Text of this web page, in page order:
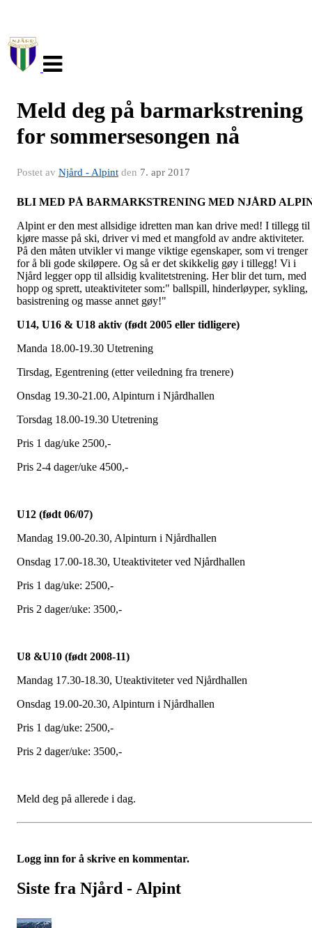
navigasjon
Meld deg på barmarkstrening
for sommersesongen nå
Postet av Njård - Alpint den 7. apr 2017
BLI MED PÅ BARMARKSTRENING MED NJÅRD
Alpint er den mest allsidige idretten man kan drive med! I tillegg til
kjøre masse på ski, driver vi med et mangfold av andre aktiviteter.
På den måten utvikler vi mange viktige egenskaper, som vi trenger
for å bli gode skiløpere. Og så er det skikkelig gøy i tillegg! Vi i
Njård legger opp til allsidig kvalitetstrening. Her blir det turn, med
hopp og sprett, uteaktiviteter som:" ballspill, hinderløyper, sykling,
basistrening og masse annet gøy!"
U14, U16 & U18 aktiv (født 2005 eller tidligere)
Manda 18.00-19.30 Utetrening
Tirsdag, Egentrening (etter veiledning fra trenere)
Onsdag 19.30-21.00, Alpinturn i Njårdhallen
Torsdag 18.00-19.30 Utetrening
Pris 1 dag/uke 2500,-
Pris 2-4 dager/uke 4500,-
U12 (født 06/07)
Mandag 19.00-20.30, Alpinturn i Njårdhallen
Onsdag 17.00-18.30, Uteaktiviteter ved Njårdhallen
Pris 1 dag/uke: 2500,-
Pris 2 dager/uke: 3500,-
U8 &U10 (født 2008-11)
Mandag 17.30-18.30, Uteaktiviteter ved Njårdhallen
Onsdag 19.00-20.30, Alpinturn i Njårdhallen
Pris 1 dag/uke: 2500,-
Pris 2 dager/uke: 3500,-
Meld deg på allerede i dag.
Logg inn for å skrive en kommentar.
Siste fra Njård - Alpint